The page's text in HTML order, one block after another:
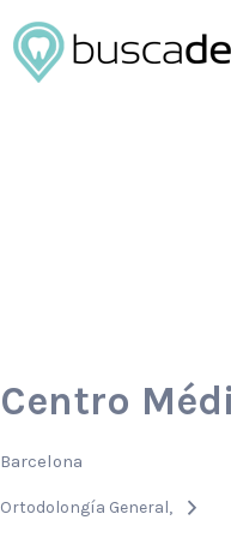
Buscar
por:
Centro
Barcelona
Ortodolongía General